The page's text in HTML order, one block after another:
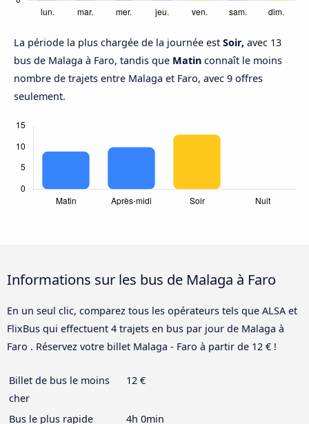
La période la plus chargée de la journée est Soir, avec 13
bus de Malaga à Faro, tandis que Matin connaît le moins
nombre de trajets entre Malaga et Faro, avec 9 offres
seulement.
Informations sur les bus de Malaga à Faro
En un seul clic, comparez tous les opérateurs tels que ALSA et
FlixBus qui effectuent 4 trajets en bus par jour de Malaga à
Faro . Réservez votre billet Malaga - Faro à partir de 12 € !
Billet de bus le moins
cher
12 €
Bus le plus rapide
4h 0min